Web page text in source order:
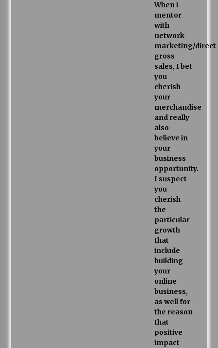
When i
mentor
with
network
marketing/direct
gross
sales, I bet
you
cherish
your
merchandise
and really
also
believe in
your
business
opportunity.
I suspect
you
cherish
the
particular
growth
that
include
building
your
online
business,
as well for
the reason
that
positive
impact